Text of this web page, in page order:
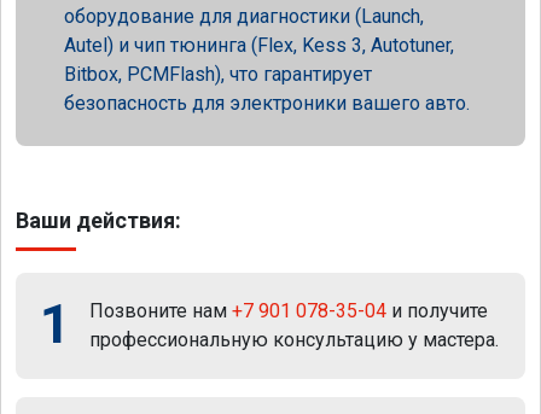
оборудование для диагностики (Launch,
Autel) и чип тюнинга (Flex, Kess 3, Autotuner,
Bitbox, PCMFlash), что гарантирует
безопасность для электроники вашего авто.
Ваши действия:
1 Позвоните нам +7 901 078-35-04 и получите
профессиональную консультацию у мастера.